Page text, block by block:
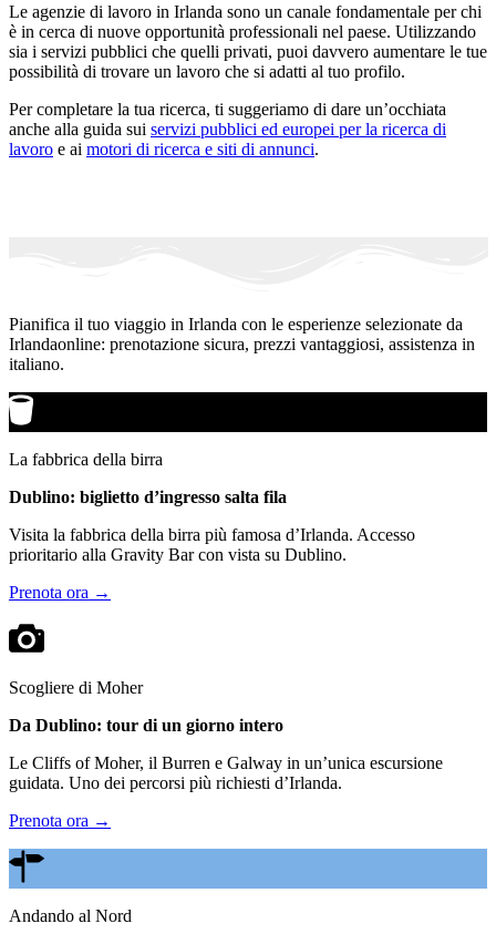
Le agenzie di lavoro in Irlanda sono un canale fondamentale per chi
è in cerca di nuove opportunità professionali nel paese. Utilizzando
sia i servizi pubblici che quelli privati, puoi davvero aumentare le tue
possibilità di trovare un lavoro che si adatti al tuo profilo.
Per completare la tua ricerca, ti suggeriamo di dare un’occhiata
anche alla guida sui servizi pubblici ed europei per la ricerca di
lavoro e ai motori di ricerca e siti di annunci.
Pianifica il tuo viaggio in Irlanda con le esperienze selezionate da
Irlandaonline: prenotazione sicura, prezzi vantaggiosi, assistenza in
italiano.
La fabbrica della birra
Dublino: biglietto d’ingresso salta fila
Visita la fabbrica della birra più famosa d’Irlanda. Accesso
prioritario alla Gravity Bar con vista su Dublino.
Prenota ora →
Scogliere di Moher
Da Dublino: tour di un giorno intero
Le Cliffs of Moher, il Burren e Galway in un’unica escursione
guidata. Uno dei percorsi più richiesti d’Irlanda.
Prenota ora →
Andando al Nord